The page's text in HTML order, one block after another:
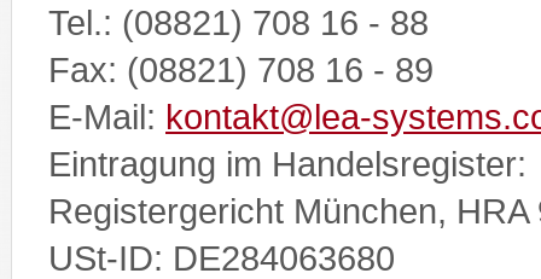
Tel.: (08821) 708 16 - 88
Fax: (08821) 708 16 - 89
E-Mail: kontakt@lea-
Eintragung im Handelsregister:
Registergericht München, HRA
USt-ID: DE284063680